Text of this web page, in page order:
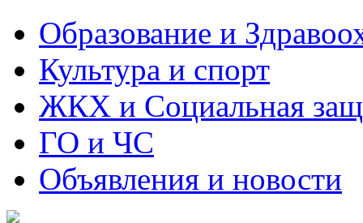
Образование и
Культура и спорт
ЖКХ и Социальная
ГО и ЧС
Объявления и новости